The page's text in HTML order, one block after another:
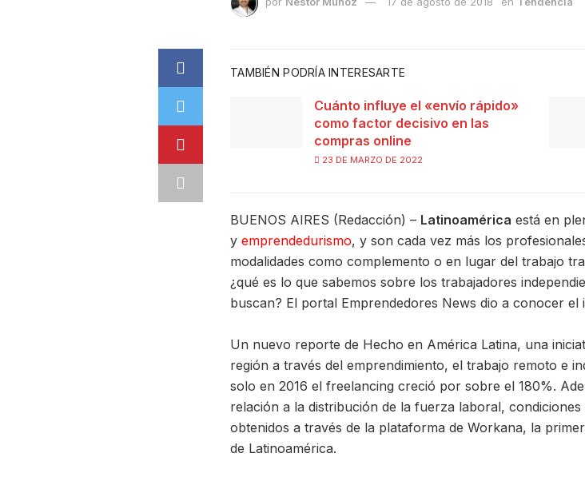
TAMBIÉN PODRÍA INTERESARTE
Cuánto influye el «envío rápido»
como factor decisivo en las
compras online
23 DE MARZO DE 2022
BUENOS AIRES (Redacción) – Latinoamérica está en
y emprendedurismo, y son cada vez más los
modalidades como complemento o en lugar del trabajo
¿qué es lo que sabemos sobre los trabajadores
buscan? El portal Emprendedores News dio a conocer el
Un nuevo reporte de Hecho en América Latina, una
región a través del emprendimiento, el trabajo remoto e
solo en 2016 el freelancing creció por sobre el 180%.
relación a la distribución de la fuerza laboral,
obtenidos a través de la plataforma de Workana, la
de Latinoamérica.